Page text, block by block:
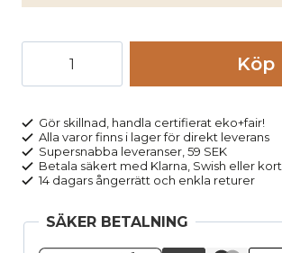
ullfleece
svart
mängd
Köp
Gör skillnad, handla certifierat eko+fair!
Alla varor finns i lager för direkt leverans
Supersnabba leveranser, 59 SEK
Betala säkert med Klarna, Swish eller kort
14 dagars ångerrätt och enkla returer
SÄKER BETALNING